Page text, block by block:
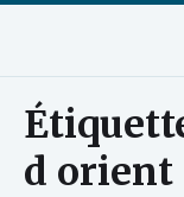
d orient